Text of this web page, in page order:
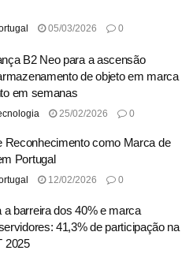
05/03/2026 0
B2 Neo para a ascensão
de objeto em marca
em semanas
25/02/2026 0
Reconhecimento como Marca de
Portugal
12/02/2026 0
a barreira dos 40% e marca
41,3% de participação na
2025